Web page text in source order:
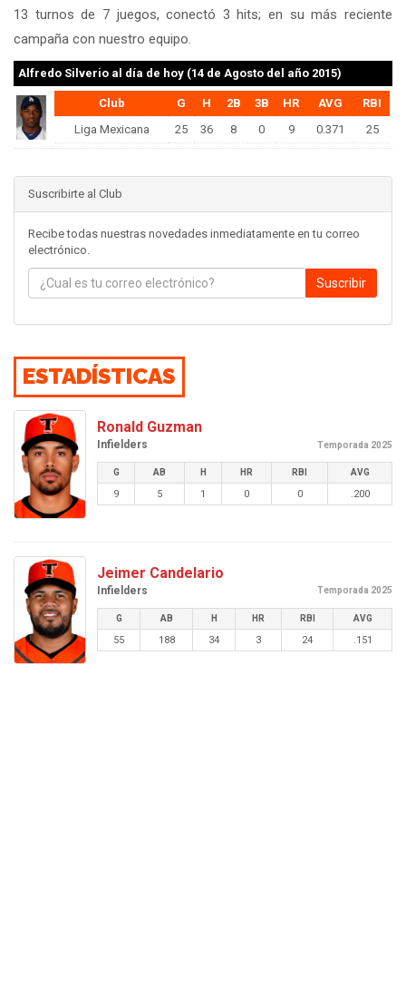
13 turnos de 7 juegos, conectó 3 hits; en su más reciente
campaña con nuestro equipo.
Alfredo Silverio al día de hoy (14 de Agosto del año 2015)
Club G H 2B 3B HR AVG
RBI
Liga Mexicana
25 36 8 0 9 0.371 25
Suscribirte al Club
Recibe todas nuestras novedades inmediatamente en tu correo
electrónico.
Suscribir
ESTADÍSTICAS
Ronald Guzman
Infielders Temporada 2025
G AB H HR RBI AVG
9 5 1 0 0 .200
Jeimer Candelario
Infielders Temporada 2025
G AB H HR RBI AVG
55 188 34 3 24 .151